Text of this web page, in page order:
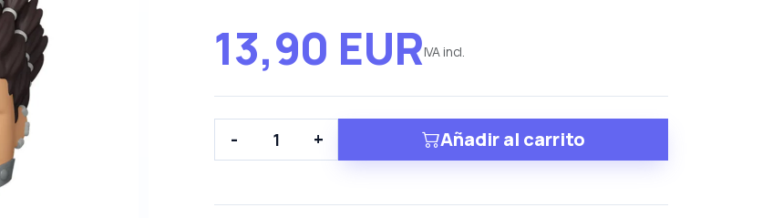
13,90 EURIVA incl.
- + Añadir al carrito